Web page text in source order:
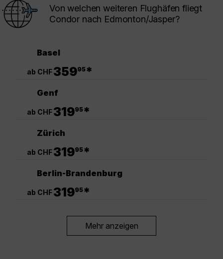
Von welchen weiteren Flughäfen fliegt
Condor nach Edmonton/Jasper?
Basel
ab CHF35995*
Genf
ab CHF31995*
Zürich
ab CHF31995*
Berlin-Brandenburg
ab CHF31995*
Mehr anzeigen